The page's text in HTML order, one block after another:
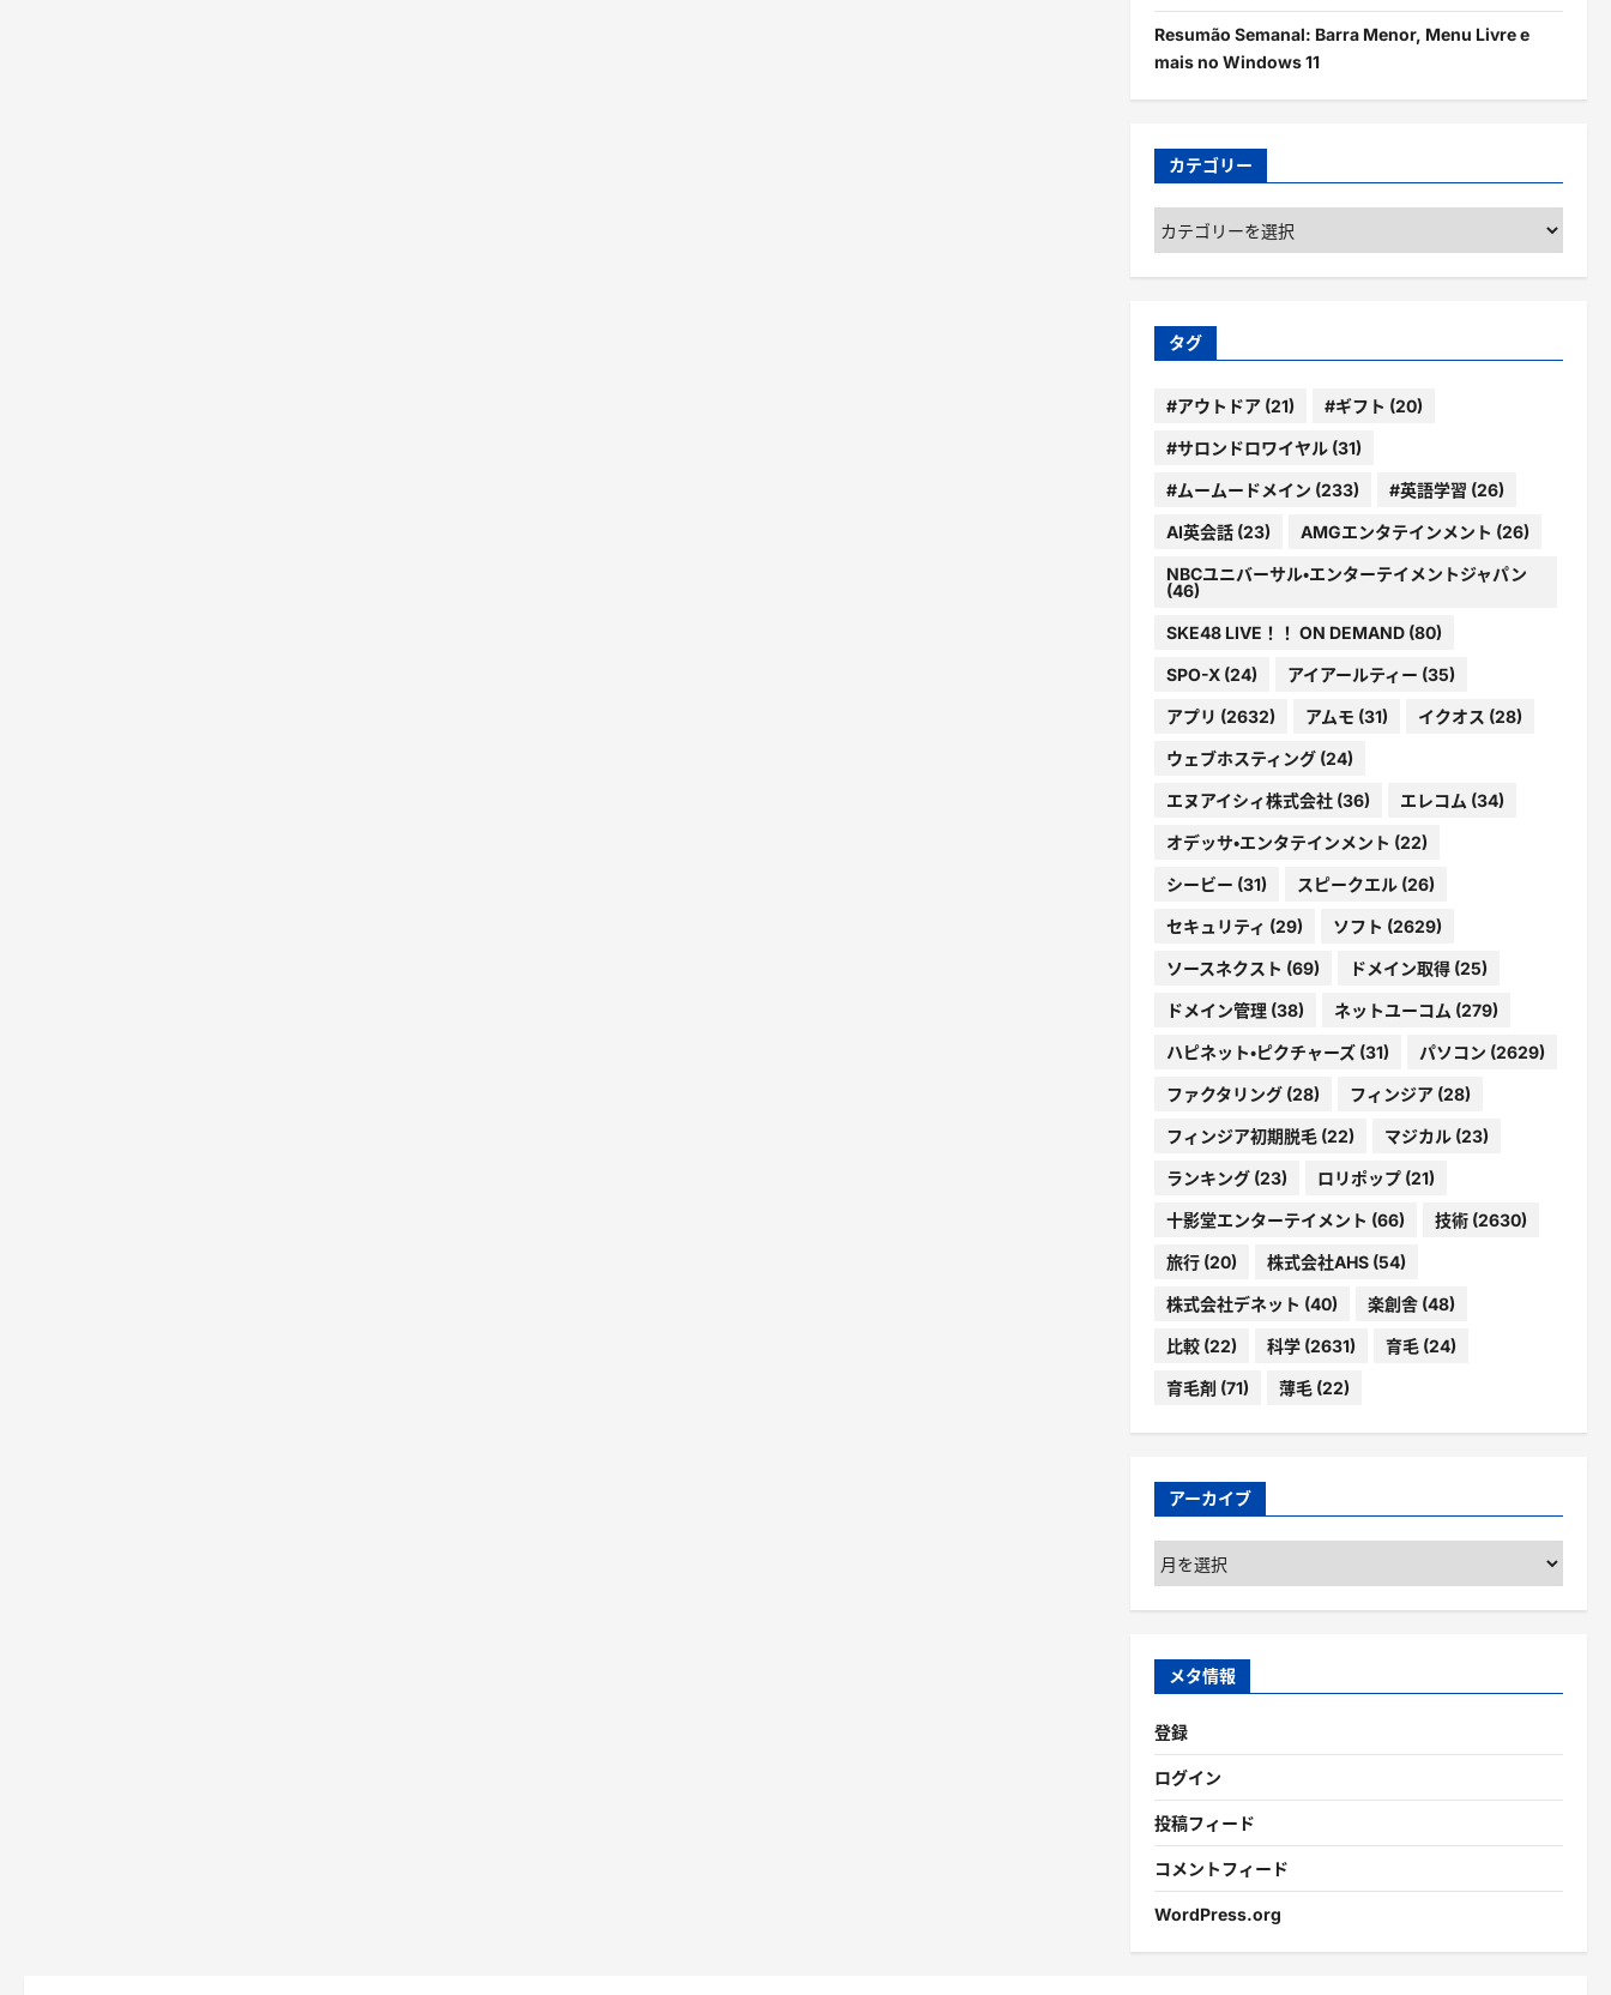
Resumão Semanal: Barra Menor, Menu Livre e
mais no Windows 11
カテゴリー
カ
テ
ゴ
ー
タグ
#アウトドア(21) #ギフト (20)
#サロンドロワイヤル(31)
#ムームードメイン (233) #英語学習 (26)
AI英会話(23) AMGエンタテインメント (26)
NBCユニバーサル・エンターテイメントジャパン
(46)
SKE48 LIVE！！ ON DEMAND(80)
SPO-X(24) アイアールティー (35)
アプリ (2632) アムモ (31) イクオス (28)
ウェブホスティング(24)
エヌアイシィ株式会社(36) エレコム (34)
オデッサ・エンタテインメント (22)
シービー (31) スピークエル(26)
セキュリティ (29) ソフト (2629)
ソースネクスト (69) ドメイン取得(25)
ドメイン管理(38) ネットユーコム (279)
ハピネット・ピクチャーズ(31) パソコン (2629)
ファクタリング(28) フィンジア(28)
フィンジア初期脱毛(22) マジカル(23)
ランキング(23) ロリポップ(21)
十影堂エンターテイメント (66) 技術(2630)
旅行(20) 株式会社AHS(54)
株式会社デネット (40) 楽創舎(48)
比較(22) 科学(2631) 育毛(24)
育毛剤 (71) 薄毛(22)
アーカイブ
ア
ー
カ
ブ
メタ情報
登録
ログイン
投稿フィード
コメントフィード
WordPress.org